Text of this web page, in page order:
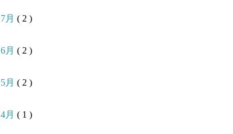
7月 ( 2 )
6月 ( 2 )
5月 ( 2 )
4月 ( 1 )